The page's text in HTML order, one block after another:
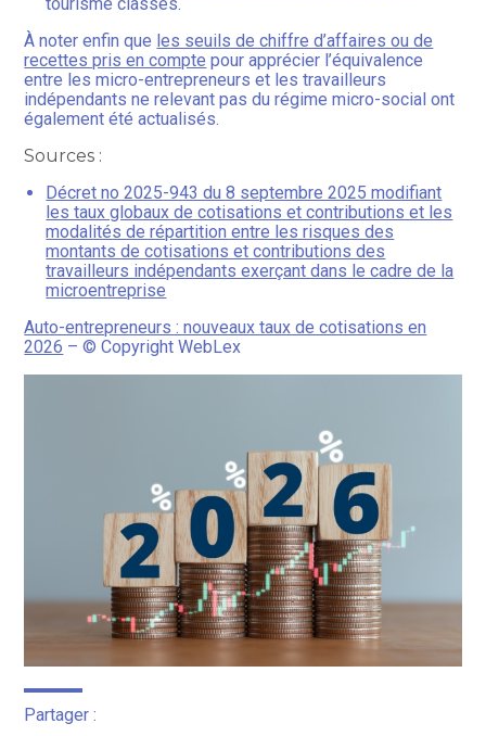
À noter enfin que les seuils de chiffre d’affaires ou de
recettes pris en compte pour apprécier l’équivalence
entre les micro-entrepreneurs et les travailleurs
indépendants ne relevant pas du régime micro-social ont
également été actualisés.
Sources :
Décret no 2025-943 du 8 septembre 2025 modifiant
les taux globaux de cotisations et contributions et les
modalités de répartition entre les risques des
montants de cotisations et contributions des
travailleurs indépendants exerçant dans le cadre de la
microentreprise
Auto-entrepreneurs : nouveaux taux de cotisations en
2026 – © Copyright WebLex
Partager :